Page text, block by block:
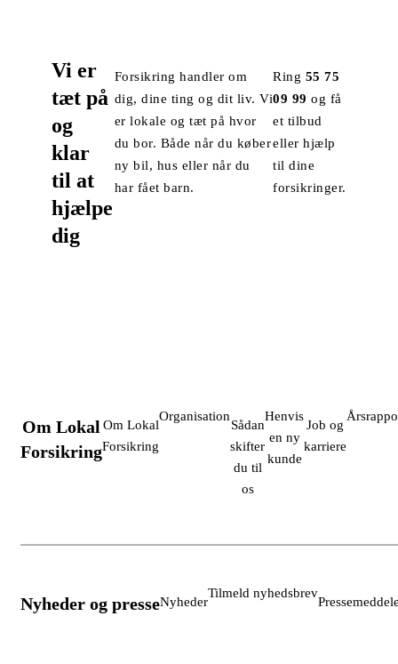
Vi er
tæt på
og
klar
til at
hjælpe
dig
Forsikring handler om
dig, dine ting og dit liv. Vi
er lokale og tæt på hvor
du bor. Både når du køber
ny bil, hus eller når du
har fået barn.
Ring 55 75
09 99 og få
et tilbud
eller hjælp
til dine
forsikringer.
Om Lokal
Forsikring
Om Lokal
Forsikring
Organisation
Sådan
skifter
du til
os
Henvis
en ny
kunde
Job og
karriere
Nyheder og presseNyheder
Tilmeld nyhedsbrev